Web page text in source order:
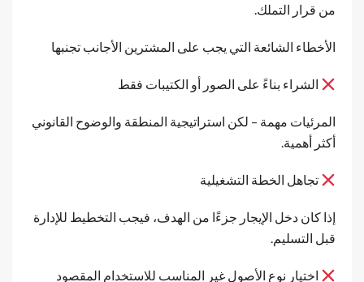
من قرار التملك.
الأخطاء الشائعة التي يجب على المشترين الأجانب تجنبها
الشراء بناءً على الصور أو الكتيبات فقط
المرئيات مهمة – لكن استراتيجية المنطقة والوضوح القانوني
أكثر أهمية.
تجاهل الخطة التشغيلية
إذا كان دخل الإيجار جزءًا من الهدف، فيجب التخطيط للإدارة
قبل التسليم.
اختيار نوع الأصول غير المناسب للاستخدام المقصود